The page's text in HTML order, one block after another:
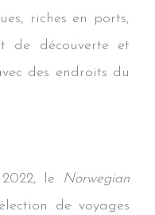
riches en ports,
de découverte et
des endroits du
le
Norwegian
de voyages